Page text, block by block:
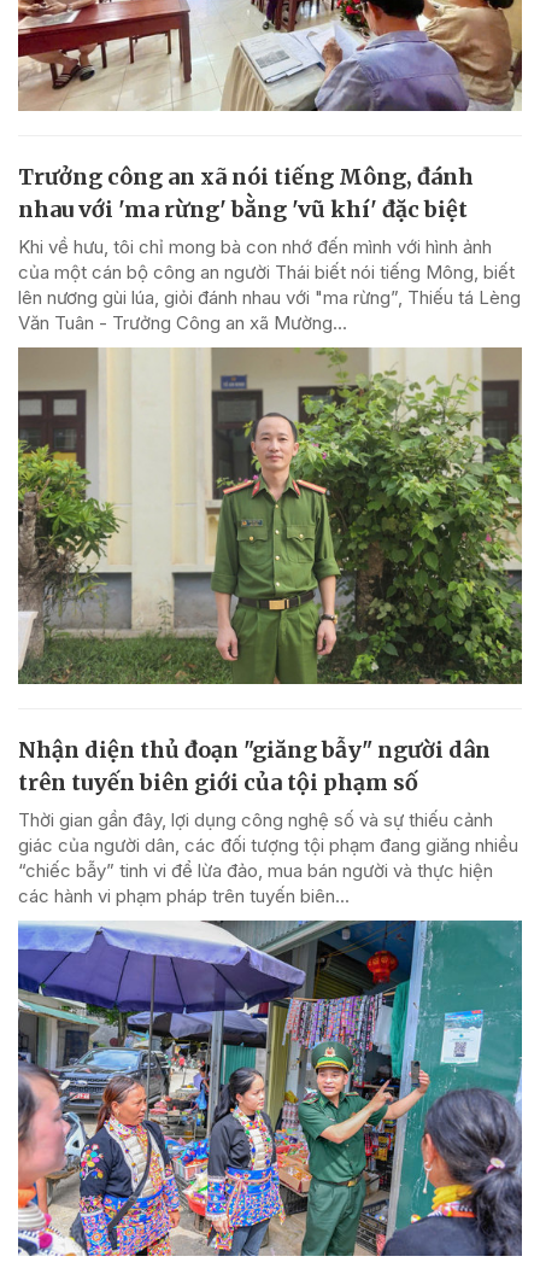
Trưởng công an xã nói tiếng Mông, đánh
nhau với 'ma rừng' bằng 'vũ khí' đặc biệt
Khi về hưu, tôi chỉ mong bà con nhớ đến mình với hình ảnh
của một cán bộ công an người Thái biết nói tiếng Mông, biết
lên nương gùi lúa, giỏi đánh nhau với "ma rừng”, Thiếu tá Lèng
Văn Tuân - Trưởng Công an xã Mường...
Nhận diện thủ đoạn "giăng bẫy" người dân
trên tuyến biên giới của tội phạm số
Thời gian gần đây, lợi dụng công nghệ số và sự thiếu cảnh
giác của người dân, các đối tượng tội phạm đang giăng nhiều
“chiếc bẫy” tinh vi để lừa đảo, mua bán người và thực hiện
các hành vi phạm pháp trên tuyến biên...